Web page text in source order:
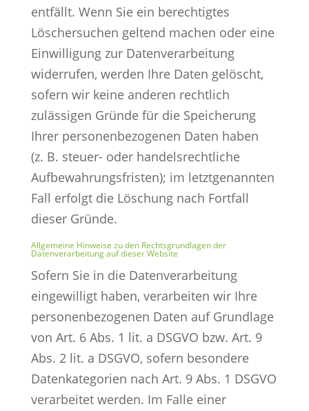
entfällt. Wenn Sie ein berechtigtes
Löschersuchen geltend machen oder eine
Einwilligung zur Datenverarbeitung
widerrufen, werden Ihre Daten gelöscht,
sofern wir keine anderen rechtlich
zulässigen Gründe für die Speicherung
Ihrer personenbezogenen Daten haben
(z. B. steuer- oder handelsrechtliche
Aufbewahrungsfristen); im letztgenannten
Fall erfolgt die Löschung nach Fortfall
dieser Gründe.
Allgemeine Hinweise zu den Rechtsgrundlagen der
Datenverarbeitung auf dieser Website
Sofern Sie in die Datenverarbeitung
eingewilligt haben, verarbeiten wir Ihre
personenbezogenen Daten auf Grundlage
von Art. 6 Abs. 1 lit. a DSGVO bzw. Art. 9
Abs. 2 lit. a DSGVO, sofern besondere
Datenkategorien nach Art. 9 Abs. 1 DSGVO
verarbeitet werden. Im Falle einer